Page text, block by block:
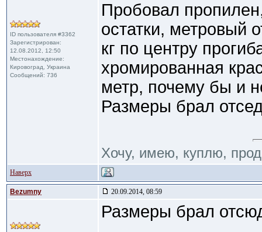
ID пользователя #3362
Зарегистрирован:
12.08.2012, 12:50
Местонахождение:
Кировоград, Украина
Сообщений: 736
Пробовал
остатки, метровый
кг по центру
хромированная
метр, почему бы и
Размеры брал
Хочу, имею, куплю,
Наверх
Bezumny 20.09.2014, 08:59
Размеры брал